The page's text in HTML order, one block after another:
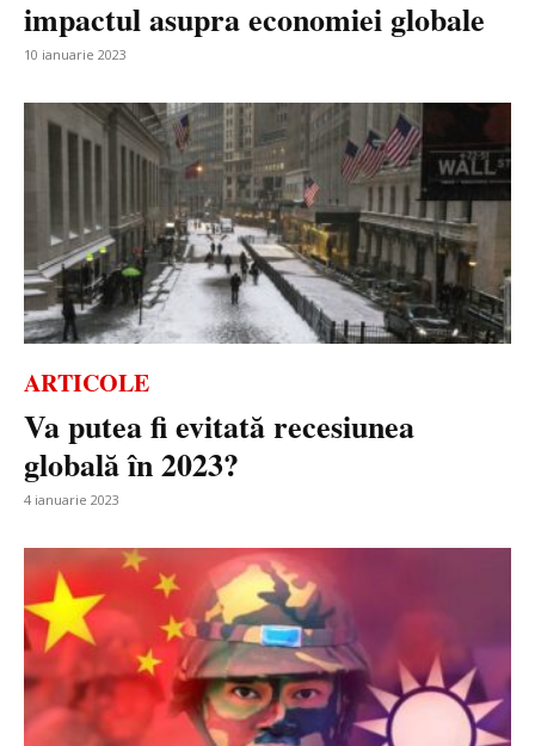
impactul asupra economiei globale
10 ianuarie 2023
ARTICOLE
Va putea fi evitată recesiunea
globală în 2023?
4 ianuarie 2023